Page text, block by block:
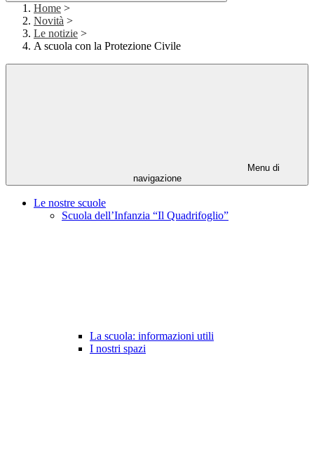
Home >
Novità >
Le notizie >
A scuola con la Protezione Civile
Menu di
navigazione
Le nostre scuole
Scuola dell’Infanzia “Il Quadrifoglio”
La scuola: informazioni utili
I nostri spazi